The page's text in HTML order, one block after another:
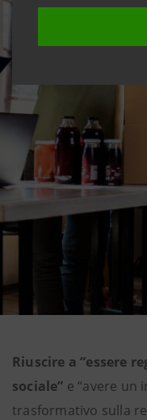
Riuscire a “essere
sociale” e “avere
trasformativo sulla